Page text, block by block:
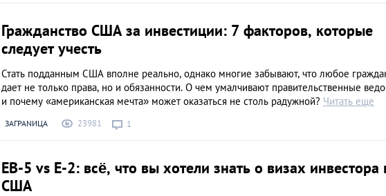
Гражданство США за инвестиции: 7 факторов, которые
следует учесть
Стать подданным США вполне реально, однако многие забывают, что любое
дает не только права, но и обязанности. О чем умалчивают правительственные
и почему «американская мечта» может оказаться не столь радужной? Читать еще
ЗАГРАNИЦА 23981 1
EB-5 vs E-2: всё, что вы хотели знать о визах инвестора
США